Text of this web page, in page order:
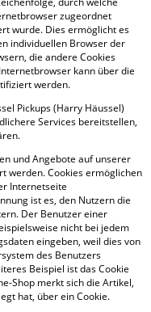
zugeordnet
wurde. Dies ermöglicht es
individuellen Browser der
die andere Cookies
kann über die
werden.
Pickups (Harry Häussel)
Services bereitstellen,
und Angebote auf unserer
werden. Cookies ermöglichen
Internetseite
ist es, den Nutzern die
Der Benutzer einer
nicht bei jedem
eingeben, weil dies von
des Benutzers
Beispiel ist das Cookie
Shop merkt sich die Artikel,
hat, über ein Cookie.